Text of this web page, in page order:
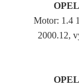
Motor: 1.4
2000.12,